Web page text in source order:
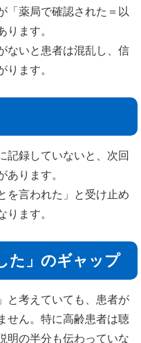
「薬局で確認された＝以
ります。
ないと患者は混乱し、信
ります。
記録していないと、次回
あります。
を言われた」と受け止め
ります。
た」のギャップ
と考えていても、患者が
せん。特に高齢患者は聴
明の半分も伝わっていな